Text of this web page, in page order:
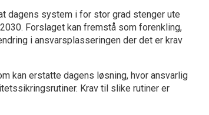
dagens system i for stor grad stenger ute
Forslaget kan fremstå som forenkling,
i ansvarsplasseringen der det er krav
kan erstatte dagens løsning, hvor ansvarlig
Krav til slike rutiner er